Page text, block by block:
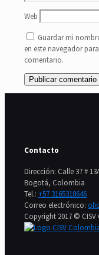
Web
Guardar mi
en este navegador
comentario.
Contacto
Dirección: Calle 37 #
Bogotá, Colombia
Tel.: +57 3165318646
Correo electrónico:
Copyright 2017 ©